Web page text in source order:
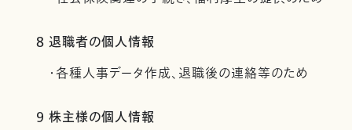
8 退職者の個人情報
・各種人事データ作成、退職後の連絡等のため
9 株主様の個人情報